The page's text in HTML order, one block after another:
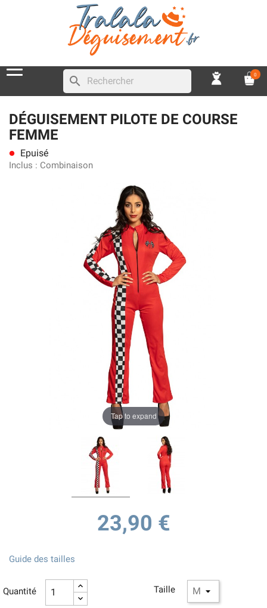
search 0
DÉGUISEMENT PILOTE DE COURSE
FEMME
lens Epuisé
Inclus : Combinaison
Tap to expand
23,90 €
Taille
Guide des tailles
Quantité